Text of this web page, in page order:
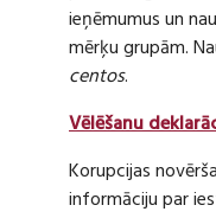
ieņēmumus un
mērķu grupām.
centos.
Vēlēšanu
Korupcijas
informāciju par